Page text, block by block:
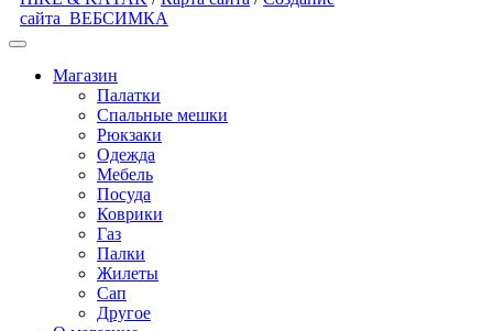
сайта ВЕБСИМКА
Магазин
Палатки
Спальные мешки
Рюкзаки
Одежда
Мебель
Посуда
Коврики
Газ
Палки
Жилеты
Сап
Другое